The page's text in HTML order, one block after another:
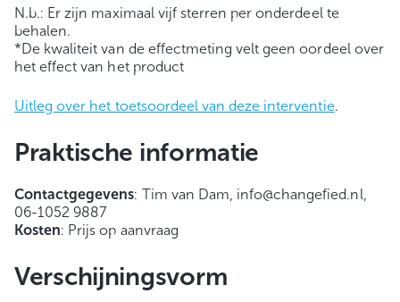
N.b.: Er zijn maximaal vijf sterren per onderdeel te
behalen.
*De kwaliteit van de effectmeting velt geen oordeel over
het effect van het product
Uitleg over het toetsoordeel van deze interventie.
Praktische informatie
Contactgegevens: Tim van Dam, info@changefied.nl,
06-1052 9887
Kosten: Prijs op aanvraag
Verschijningsvorm